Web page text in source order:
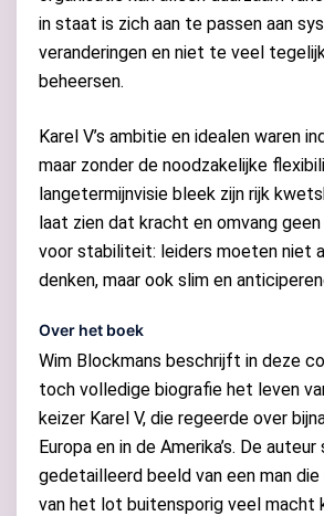
in staat is zich aan te passen aan
veranderingen en niet te veel
beheersen.
Karel V’s ambitie en idealen waren
maar zonder de noodzakelijke
langetermijnvisie bleek zijn rijk
laat zien dat kracht en omvang
voor stabiliteit: leiders moeten niet
denken, maar ook slim en
Over het boek
Wim Blockmans beschrijft in deze
toch volledige biografie het leven
keizer Karel V, die regeerde over
Europa en in de Amerika’s. De
gedetailleerd beeld van een man
van het lot buitensporig veel macht